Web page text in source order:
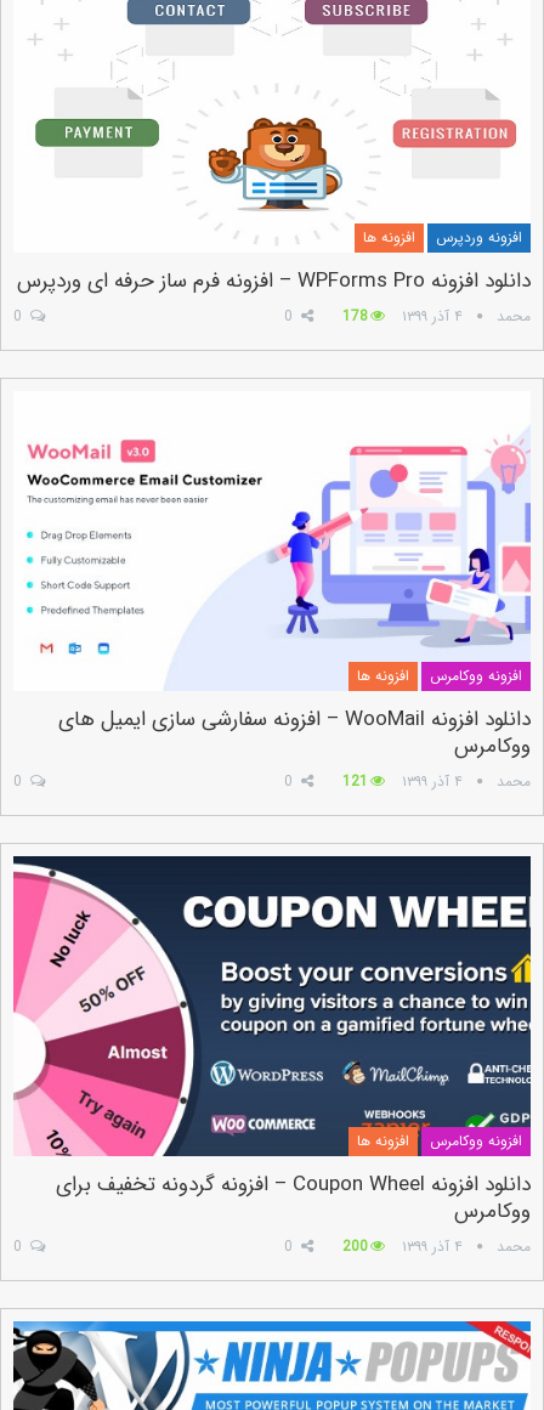
افزونه وردپرس افزونه ها
دانلود افزونه WPForms Pro – افزونه فرم ساز حرفه ای وردپرس
محمد ۴ آذر ۱۳۹۹ 178
افزونه ووکامرس افزونه ها
دانلود افزونه WooMail – افزونه سفارشی سازی ایمیل های
ووکامرس
محمد ۴ آذر ۱۳۹۹ 121
افزونه ووکامرس افزونه ها
دانلود افزونه Coupon Wheel – افزونه گردونه تخفیف برای
ووکامرس
محمد ۴ آذر ۱۳۹۹ 200